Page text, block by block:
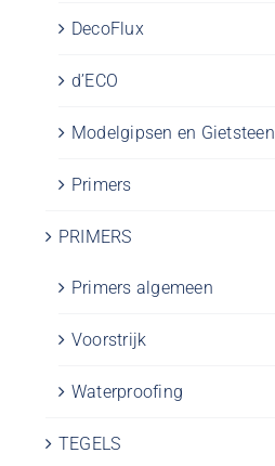
DecoFlux
d’ECO
Modelgipsen en Gietsteen
Primers
PRIMERS
Primers algemeen
Voorstrijk
Waterproofing
TEGELS